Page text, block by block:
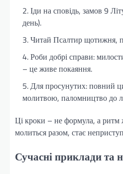
Іди на сповідь, замов 9
день).
Читай Псалтир щотижня,
Роби добрі справи:
– це живе покаяння.
Для просунутих: повний
молитвою, паломництво до
Ці кроки – не формула, а
молиться разом, стає
Сучасні приклади та